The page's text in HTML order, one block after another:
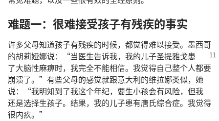
难题一： 很难接受孩子有残疾的事实
许多父母知道孩子有残疾的时候， 都觉得难以接受。 墨西哥
的胡莉娅娜说：“当医生告诉我， 我的儿子圣提雅戈患
了大脑性麻痹时， 我完全不能相信。 我觉得自己整个人都要
崩溃了。” 有些父母的感觉就跟意大利的维拉娜类似， 她
说：“我明知到了我这个年纪， 要生小孩会有风险， 但我
还是选择生孩子。 结果， 我的儿子患有唐氏综合症。 我觉得
很内疚。”